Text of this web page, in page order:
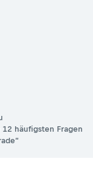
häufigsten Fragen